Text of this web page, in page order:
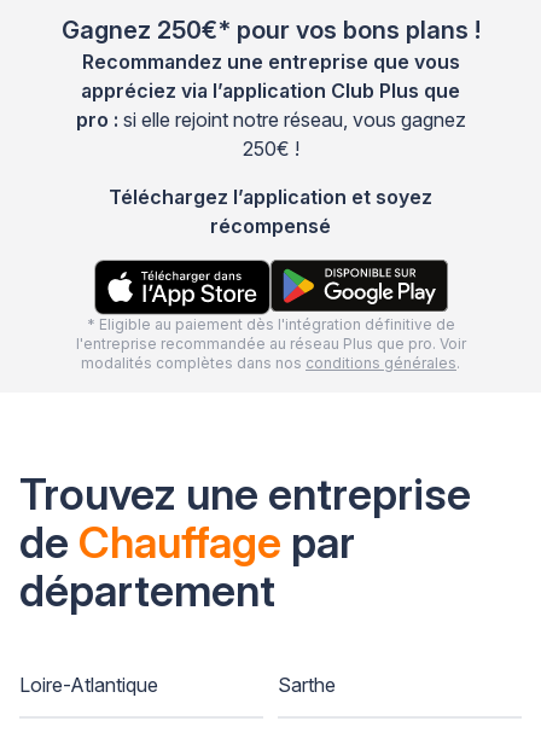
Gagnez 250€* pour vos bons plans !
Recommandez une entreprise que vous
appréciez via l’application Club Plus que
pro : si elle rejoint notre réseau, vous gagnez
250€ !
Téléchargez l’application et soyez
récompensé
* Eligible au paiement dès l'intégration définitive de
l'entreprise recommandée au réseau Plus que pro. Voir
modalités complètes dans nos conditions générales.
Trouvez une entreprise
de Chauffage par
département
Loire-Atlantique Sarthe